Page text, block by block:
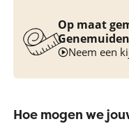
Op maat
Genemuiden
Neem een
Hoe mogen we